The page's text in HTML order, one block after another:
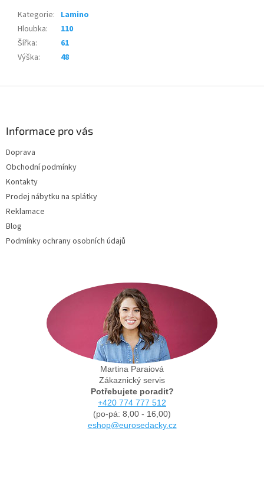
Kategorie: Lamino
Hloubka:
110
Šířka:
61
Výška: 48
Informace pro vás
Doprava
Obchodní podmínky
Kontakty
Prodej nábytku na splátky
Reklamace
Blog
Podmínky ochrany osobních údajů
Martina Paraiová
Zákaznický servis
Potřebujete poradit?
+420 774 777 512
(po-pá: 8,00 - 16,00)
eshop@eurosedacky.cz